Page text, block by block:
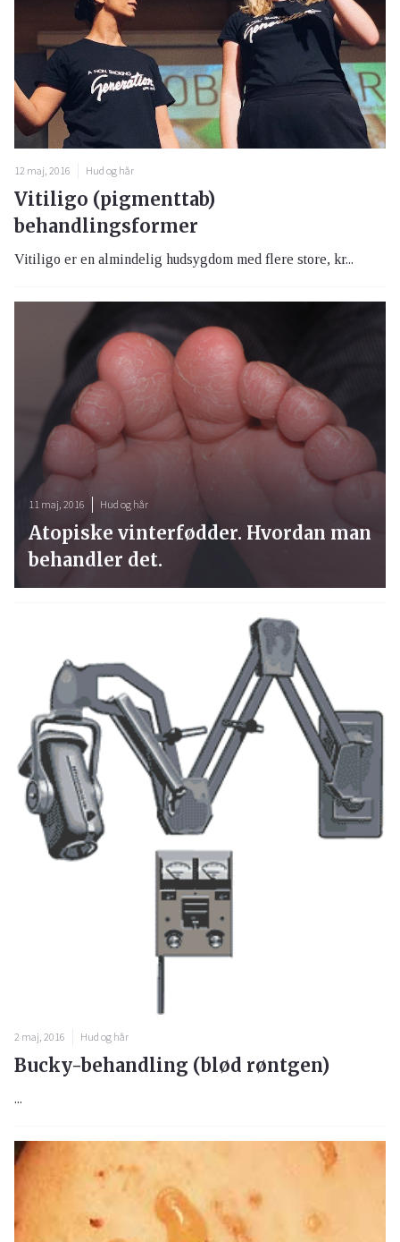
12 maj, 2016 Hud og hår
Vitiligo (pigmenttab)
behandlingsformer
Vitiligo er en almindelig hudsygdom med flere store, kr...
11 maj, 2016 Hud og hår
Atopiske vinterfødder. Hvordan man
behandler det.
2 maj, 2016 Hud og hår
Bucky-behandling (blød røntgen)
...